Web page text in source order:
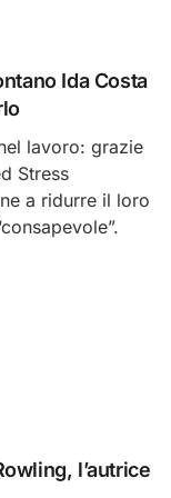
Ida Costa
lavoro: grazie
Stress
a ridurre il loro
l’autrice